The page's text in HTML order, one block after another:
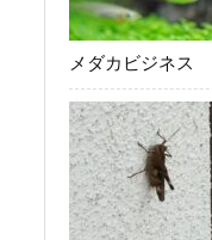
メダカビジネス